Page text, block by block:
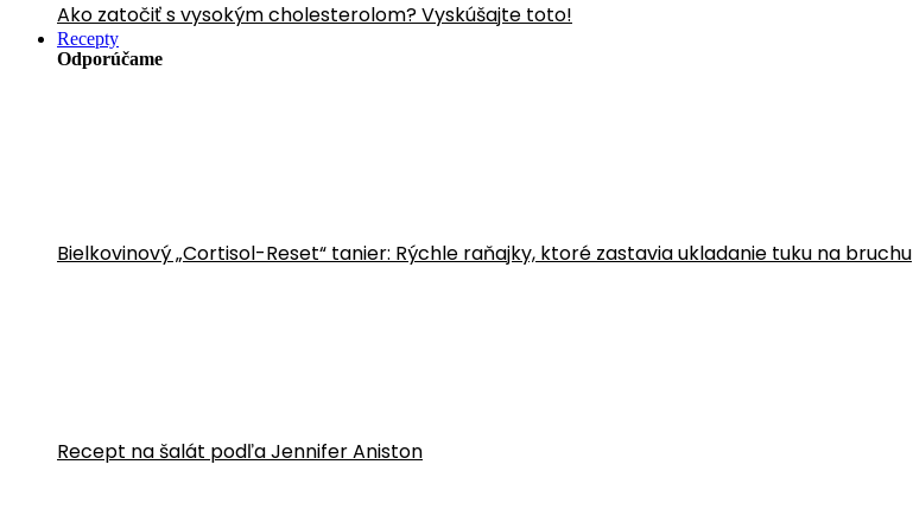
Ako zatočiť s vysokým cholesterolom? Vyskúšajte toto!
Recepty
Odporúčame
Bielkovinový „Cortisol-Reset“ tanier: Rýchle raňajky, ktoré zastavia ukladanie tuku na bruchu
Recept na šalát podľa Jennifer Aniston